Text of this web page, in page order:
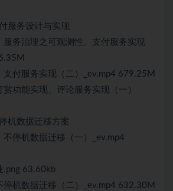
服务设计与实现
服务治理之可观测性、支付服务实现
支付服务实现（二）_ev.mp4 679.25M
功能实现、评论服务实现（一）
机数据迁移方案
停机数据迁移（一）_ev.mp4
.png 63.60kb
停机数据迁移（二）_ev.mp4 632.30M